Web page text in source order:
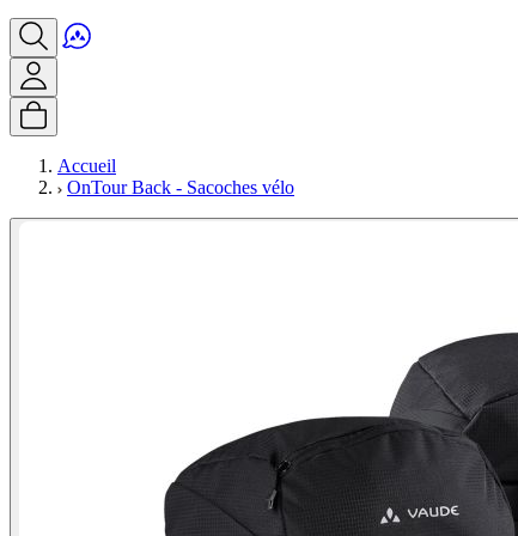
Accueil
OnTour Back - Sacoches vélo